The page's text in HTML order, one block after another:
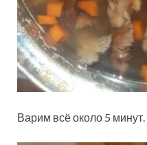
Варим всё около 5 минут.